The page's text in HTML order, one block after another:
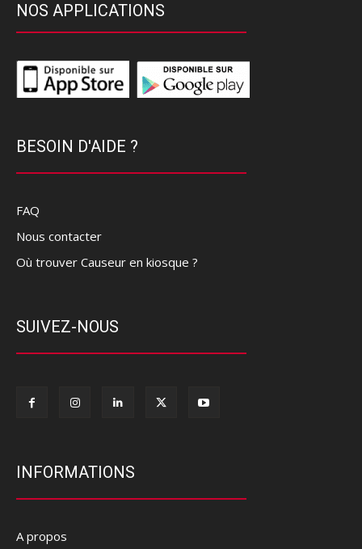
NOS APPLICATIONS
BESOIN D'AIDE ?
FAQ
Nous contacter
Où trouver Causeur en kiosque ?
SUIVEZ-NOUS
INFORMATIONS
A propos